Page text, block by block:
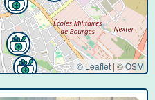
© Leaflet| ©OSM